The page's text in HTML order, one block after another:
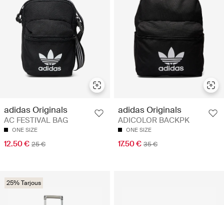
adidas Originals
AC FESTIVAL BAG
ONE SIZE
12.50 € 25 €
adidas Originals
ADICOLOR BACKPK
ONE SIZE
17.50 € 35 €
25% Tarjous